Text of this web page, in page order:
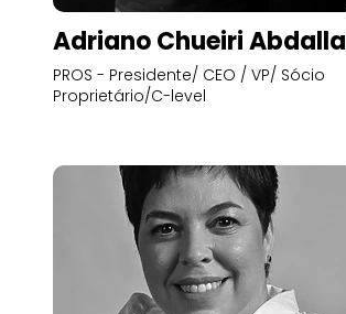
Adriano Chueiri Abdalla
PROS - Presidente/ CEO / VP/ Sócio
Proprietário/C-level